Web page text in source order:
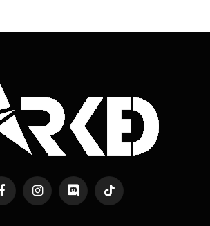
FacebookInstagramDiscord TikTok